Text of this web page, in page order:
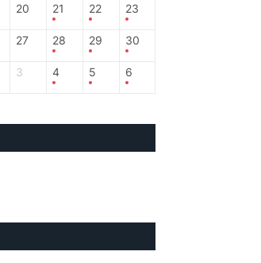
20 21 22 23
27 28 29 30
3 4 5 6